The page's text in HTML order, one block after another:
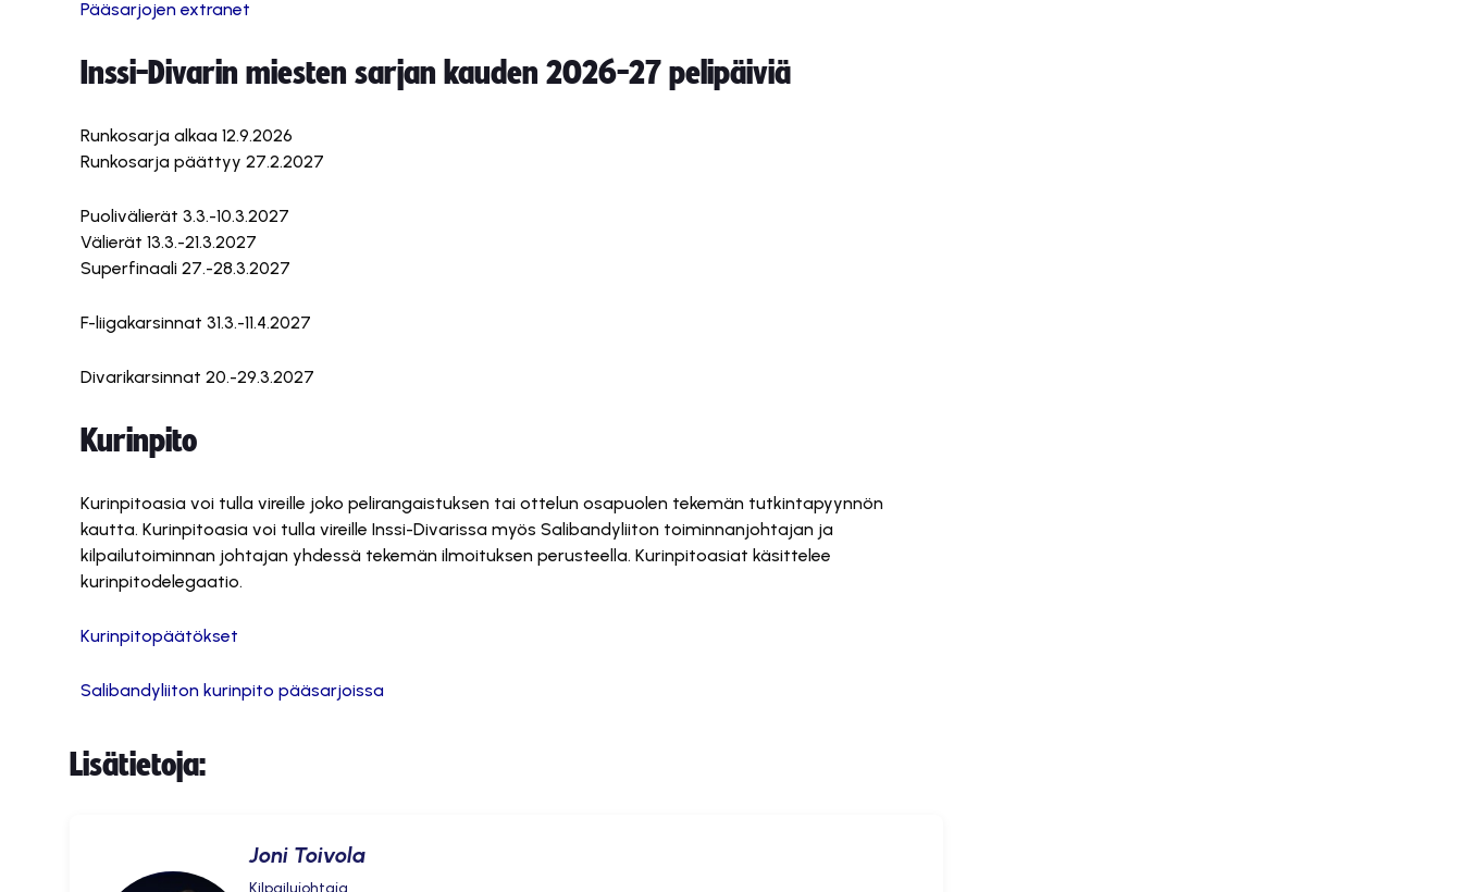
Pääsarjojen extranet
Inssi-Divarin miesten sarjan kauden 2026-27 pelipäiviä
Runkosarja alkaa 12.9.2026
Runkosarja päättyy 27.2.2027
Puolivälierät 3.3.-10.3.2027
Välierät 13.3.-21.3.2027
Superfinaali 27.-28.3.2027
F-liigakarsinnat 31.3.-11.4.2027
Divarikarsinnat 20.-29.3.2027
Kurinpito
Kurinpitoasia voi tulla vireille joko pelirangaistuksen tai ottelun osapuolen tekemän tutkintapyynnön
kautta. Kurinpitoasia voi tulla vireille Inssi-Divarissa myös Salibandyliiton toiminnanjohtajan ja
kilpailutoiminnan johtajan yhdessä tekemän ilmoituksen perusteella. Kurinpitoasiat käsittelee
kurinpitodelegaatio.
Kurinpitopäätökset
Salibandyliiton kurinpito pääsarjoissa
Lisätietoja:
Joni Toivola
Kilpailujohtaja